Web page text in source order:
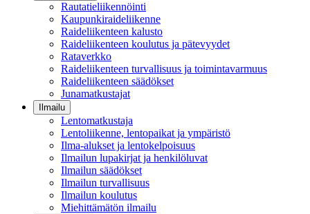
Rautatieliikennöinti
Kaupunkiraideliikenne
Raideliikenteen kalusto
Raideliikenteen koulutus ja pätevyydet
Rataverkko
Raideliikenteen turvallisuus ja toimintavarmuus
Raideliikenteen säädökset
Junamatkustajat
Ilmailu
Lentomatkustaja
Lentoliikenne, lentopaikat ja ympäristö
Ilma-alukset ja lentokelpoisuus
Ilmailun lupakirjat ja henkilöluvat
Ilmailun säädökset
Ilmailun turvallisuus
Ilmailun koulutus
Miehittämätön ilmailu